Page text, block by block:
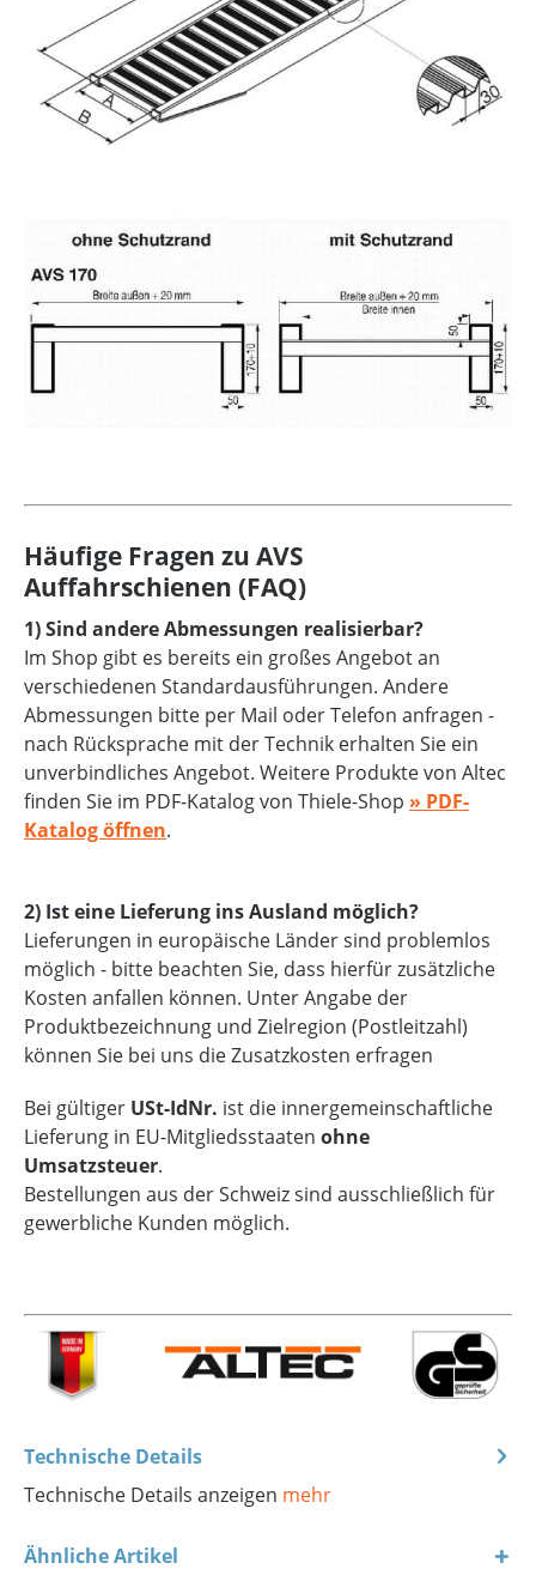
Häufige Fragen zu AVS
Auffahrschienen (FAQ)
1) Sind andere Abmessungen realisierbar?
Im Shop gibt es bereits ein großes Angebot an
verschiedenen Standardausführungen. Andere
Abmessungen bitte per Mail oder Telefon anfragen -
nach Rücksprache mit der Technik erhalten Sie ein
unverbindliches Angebot. Weitere Produkte von Altec
finden Sie im PDF-Katalog von Thiele-Shop » PDF-
Katalog öffnen.
2) Ist eine Lieferung ins Ausland möglich?
Lieferungen in europäische Länder sind problemlos
möglich - bitte beachten Sie, dass hierfür zusätzliche
Kosten anfallen können. Unter Angabe der
Produktbezeichnung und Zielregion (Postleitzahl)
können Sie bei uns die Zusatzkosten erfragen
Bei gültiger USt-IdNr. ist die innergemeinschaftliche
Lieferung in EU-Mitgliedsstaaten ohne
Umsatzsteuer.
Bestellungen aus der Schweiz sind ausschließlich für
gewerbliche Kunden möglich.
Technische Details
Technische Details anzeigen mehr
Ähnliche Artikel